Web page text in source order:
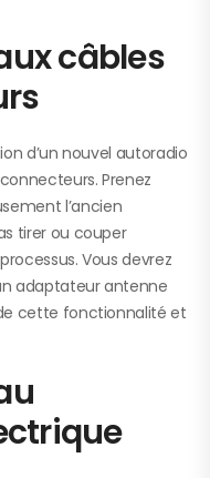
câbles
d’un nouvel autoradio
Prenez
l’ancien
tirer ou couper
Vous devrez
adaptateur antenne
cette fonctionnalité et